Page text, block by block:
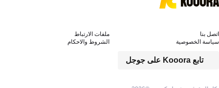
تابع Kooora على جوجل
اتصل بنا
ملفات الارتباط
سياسة الخصوصية
الشروط والاحكام